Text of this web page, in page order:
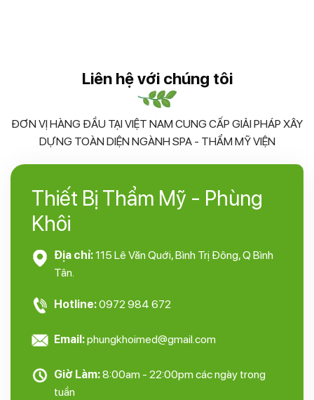
Liên hệ với chúng tôi
ĐƠN VỊ HÀNG ĐẦU TẠI VIỆT NAM CUNG CẤP GIẢI PHÁP XÂY
DỰNG TOÀN DIỆN NGÀNH SPA - THẨM MỸ VIỆN
Thiết Bị Thẩm Mỹ - Phùng
Khôi
Địa chỉ:115 Lê Văn Quới, Bình Trị Đông, Q Bình
Tân.
Hotline:0972 984 672
Email:phungkhoimed@gmail.com
Giờ Làm:8:00am - 22:00pm các ngày trong
tuần